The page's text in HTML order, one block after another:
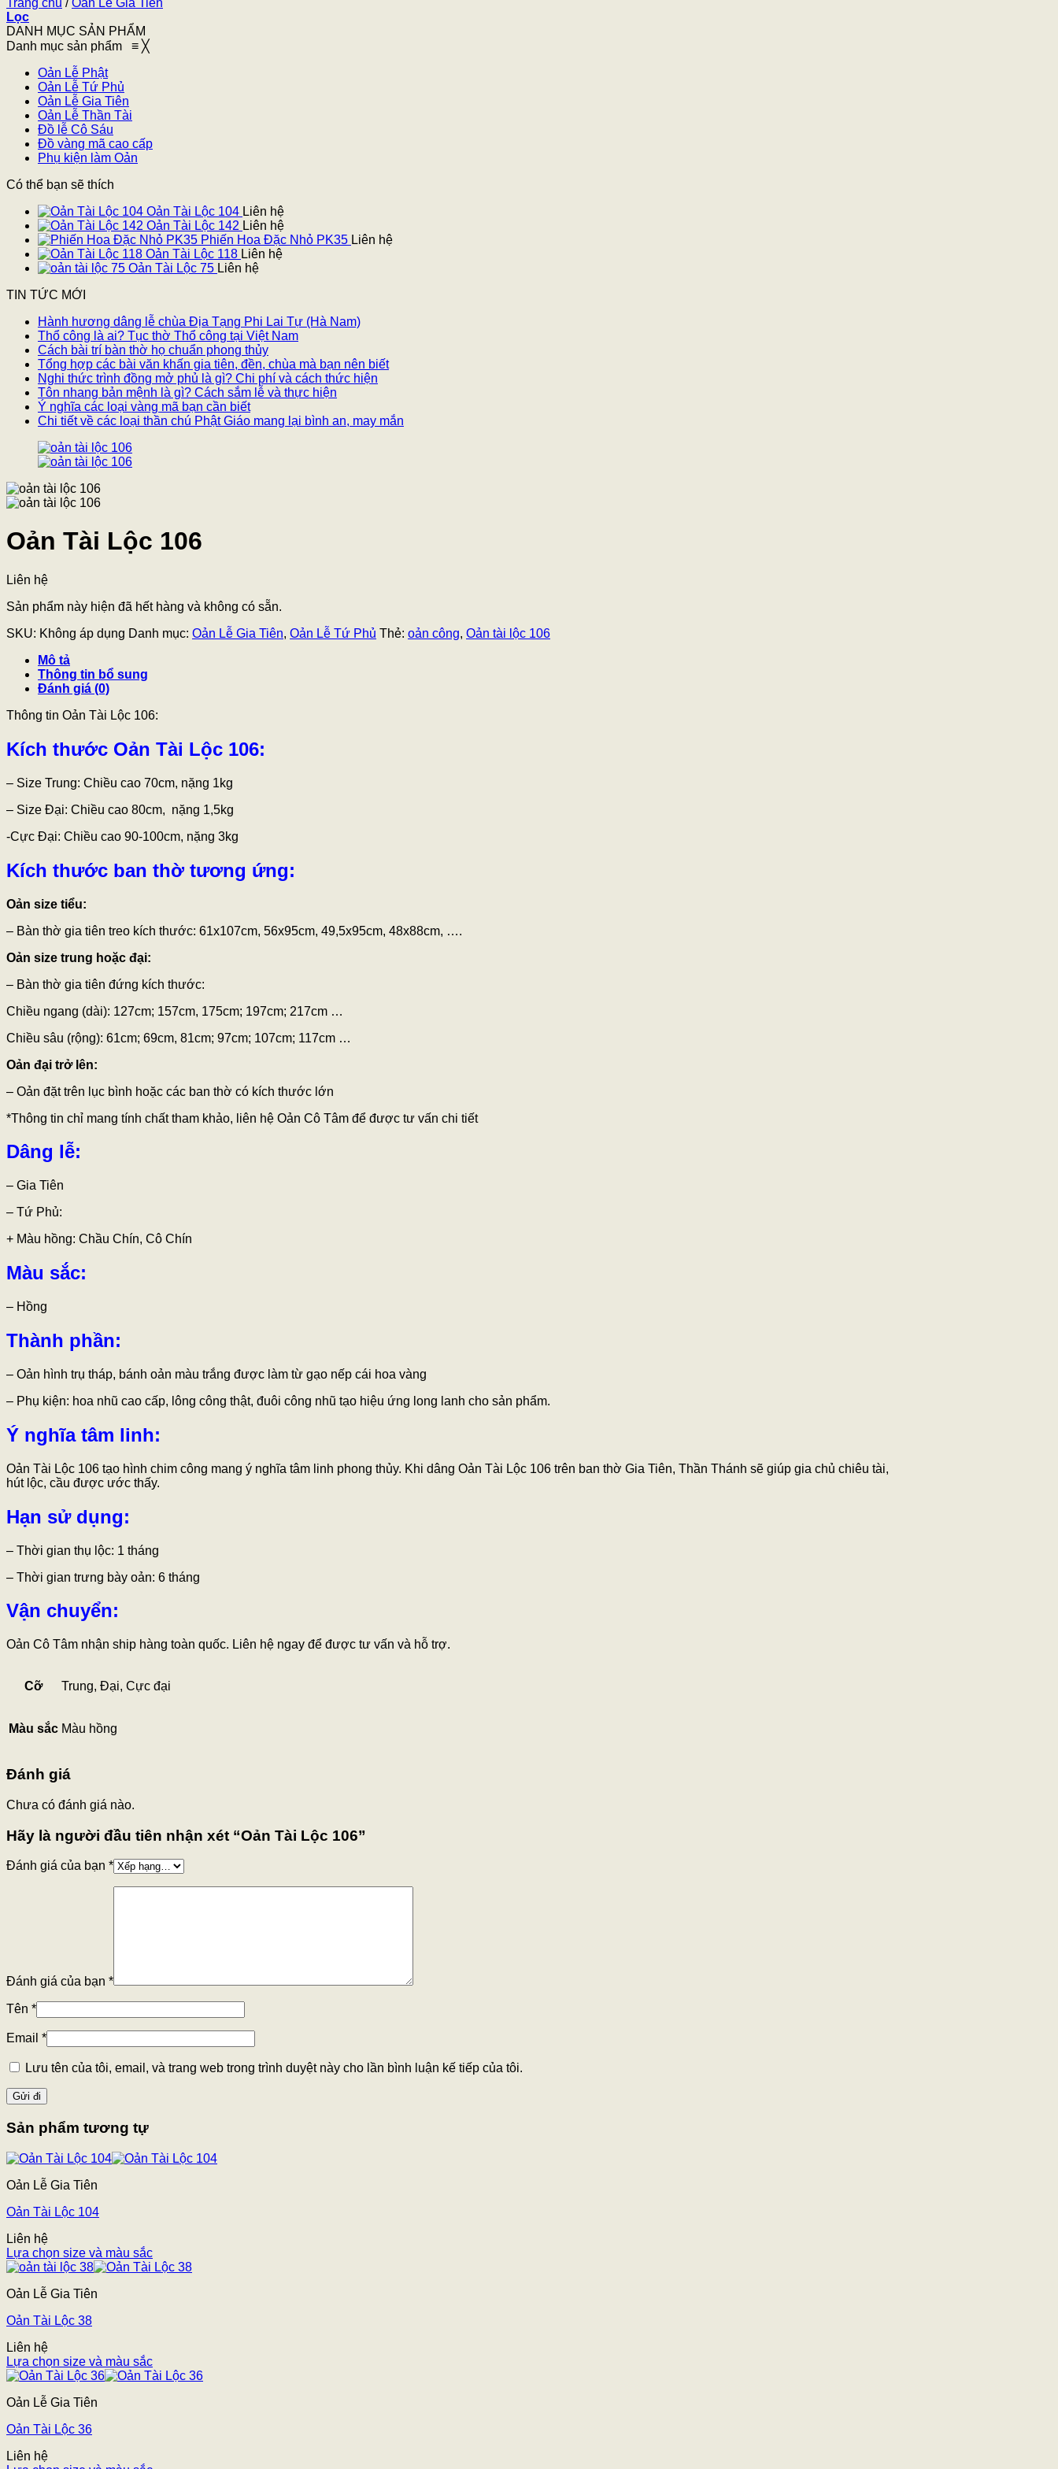
Trang chủ / Oản Lễ Gia Tiên
Lọc
DANH MỤC SẢN PHẨM
Danh mục sản phẩm ≡ ╳
Oản Lễ Phật
Oản Lễ Tứ Phủ
Oản Lễ Gia Tiên
Oản Lễ Thần Tài
Đồ lễ Cô Sáu
Đồ vàng mã cao cấp
Phụ kiện làm Oản
Có thể bạn sẽ thích
Oản Tài Lộc 104 Liên hệ
Oản Tài Lộc 142 Liên hệ
Phiến Hoa Đặc Nhỏ PK35 Liên hệ
Oản Tài Lộc 118 Liên hệ
Oản Tài Lộc 75 Liên hệ
TIN TỨC MỚI
Hành hương dâng lễ chùa Địa Tạng Phi Lai Tự (Hà Nam)
Thổ công là ai? Tục thờ Thổ công tại Việt Nam
Cách bài trí bàn thờ họ chuẩn phong thủy
Tổng hợp các bài văn khấn gia tiên, đền, chùa mà bạn nên biết
Nghi thức trình đồng mở phủ là gì? Chi phí và cách thức hiện
Tôn nhang bản mệnh là gì? Cách sắm lễ và thực hiện
Ý nghĩa các loại vàng mã bạn cần biết
Chi tiết về các loại thần chú Phật Giáo mang lại bình an, may mắn
Oản Tài Lộc 106
Liên hệ
Sản phẩm này hiện đã hết hàng và không có sẵn.
SKU: Không áp dụng Danh mục: Oản Lễ Gia Tiên, Oản Lễ Tứ Phủ Thẻ: oản công, Oản tài lộc 106
Mô tả
Thông tin bổ sung
Đánh giá (0)
Thông tin Oản Tài Lộc 106:
Kích thước Oản Tài Lộc 106:
– Size Trung: Chiều cao 70cm, nặng 1kg
– Size Đại: Chiều cao 80cm, nặng 1,5kg
-Cực Đại: Chiều cao 90-100cm, nặng 3kg
Kích thước ban thờ tương ứng:
Oản size tiểu:
– Bàn thờ gia tiên treo kích thước: 61x107cm, 56x95cm, 49,5x95cm, 48x88cm, ….
Oản size trung hoặc đại:
– Bàn thờ gia tiên đứng kích thước:
Chiều ngang (dài): 127cm; 157cm, 175cm; 197cm; 217cm …
Chiều sâu (rộng): 61cm; 69cm, 81cm; 97cm; 107cm; 117cm …
Oản đại trở lên:
– Oản đặt trên lục bình hoặc các ban thờ có kích thước lớn
*Thông tin chỉ mang tính chất tham khảo, liên hệ Oản Cô Tâm để được tư vấn chi tiết
Dâng lễ:
– Gia Tiên
– Tứ Phủ:
+ Màu hồng: Chầu Chín, Cô Chín
Màu sắc:
– Hồng
Thành phần:
– Oản hình trụ tháp, bánh oản màu trắng được làm từ gạo nếp cái hoa vàng
– Phụ kiện: hoa nhũ cao cấp, lông công thật, đuôi công nhũ tạo hiệu ứng long lanh cho sản phẩm.
Ý nghĩa tâm linh:
Oản Tài Lộc 106 tạo hình chim công mang ý nghĩa tâm linh phong thủy. Khi dâng Oản Tài Lộc 106 trên ban thờ Gia Tiên, Thần Thánh sẽ giúp gia chủ chiêu tài,
hút lộc, cầu được ước thấy.
Hạn sử dụng:
– Thời gian thụ lộc: 1 tháng
– Thời gian trưng bày oản: 6 tháng
Vận chuyển:
Oản Cô Tâm nhận ship hàng toàn quốc. Liên hệ ngay để được tư vấn và hỗ trợ.
Cỡ Trung, Đại, Cực đại
Màu sắc Màu hồng
Đánh giá
Chưa có đánh giá nào.
Hãy là người đầu tiên nhận xét “Oản Tài Lộc 106”
Đánh giá của bạn *
Đánh giá của bạn *
Tên *
Email *
Lưu tên của tôi, email, và trang web trong trình duyệt này cho lần bình luận kế tiếp của tôi.
Sản phẩm tương tự
Oản Lễ Gia Tiên
Oản Tài Lộc 104
Liên hệ
Lựa chọn size và màu sắc
Oản Lễ Gia Tiên
Oản Tài Lộc 38
Liên hệ
Lựa chọn size và màu sắc
Oản Lễ Gia Tiên
Oản Tài Lộc 36
Liên hệ